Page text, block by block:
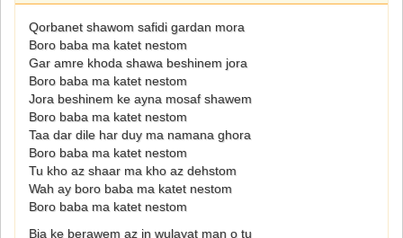
Qorbanet shawom safidi gardan mora
Boro baba ma katet nestom
Gar amre khoda shawa beshinem jora
Boro baba ma katet nestom
Jora beshinem ke ayna mosaf shawem
Boro baba ma katet nestom
Taa dar dile har duy ma namana ghora
Boro baba ma katet nestom
Tu kho az shaar ma kho az dehstom
Wah ay boro baba ma katet nestom
Boro baba ma katet nestom
Bia ke berawem az in wulayat man o tu